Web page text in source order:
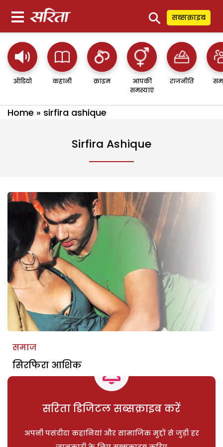
⚲ सब्सक्राइब
ऑडियो कहानी क्राइम
आपकी
समस्याएं
राजनीति
Home » sirfira ashique
Sirfira Ashique
समाज
सिरफिरा आशिक
सरिता डिजिटल सब्सक्राइब करें
अपनी पसंदीदा कहानियां और सामाजिक मुद्दों से जुड़ी हर